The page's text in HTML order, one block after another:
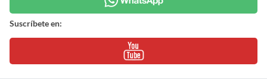
Suscríbete en: